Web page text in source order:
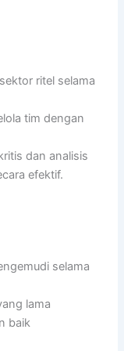
ritel selama
tim dengan
dan analisis
efektif.
selama
lama
baik